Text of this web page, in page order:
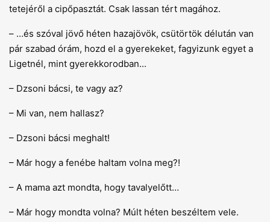
tetejéről a cipőpasztát. Csak lassan tért magához.
– …és szóval jövő héten hazajövök, csütörtök délután van
pár szabad órám, hozd el a gyerekeket, fagyizunk egyet a
Ligetnél, mint gyerekkorodban...
– Dzsoni bácsi, te vagy az?
– Mi van, nem hallasz?
– Dzsoni bácsi meghalt!
– Már hogy a fenébe haltam volna meg?!
– A mama azt mondta, hogy tavalyelőtt…
– Már hogy mondta volna? Múlt héten beszéltem vele.